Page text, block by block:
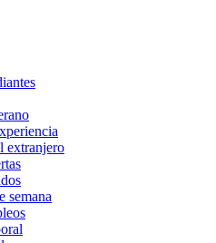
extranjero
semana